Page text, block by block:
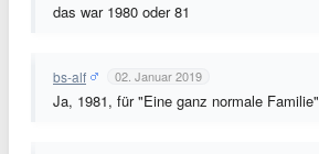
das war 1980 oder 81
bs-alf 02. Januar 2019
Ja, 1981, für "Eine ganz normale Familie"